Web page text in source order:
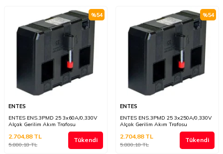
%54
ENTES
ENTES ENS.3PMD 25 3x60A/0,330V
Alçak Gerilim Akım Trafosu
5.880,18TL
2.704,88TL Tükendi
%54
ENTES
ENTES ENS.3PMD 25 3x250A/0,330V
Alçak Gerilim Akım Trafosu
5.880,18TL
2.704,88TL Tükendi